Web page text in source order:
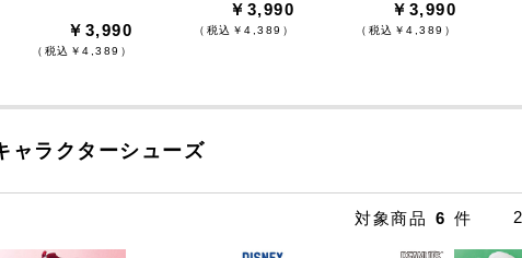
￥3,990
（税込￥4,389）
￥3,990
（税込￥4,389）
￥3,990
（税込￥4,389）
ャラクターシューズ
対象商品 6 件